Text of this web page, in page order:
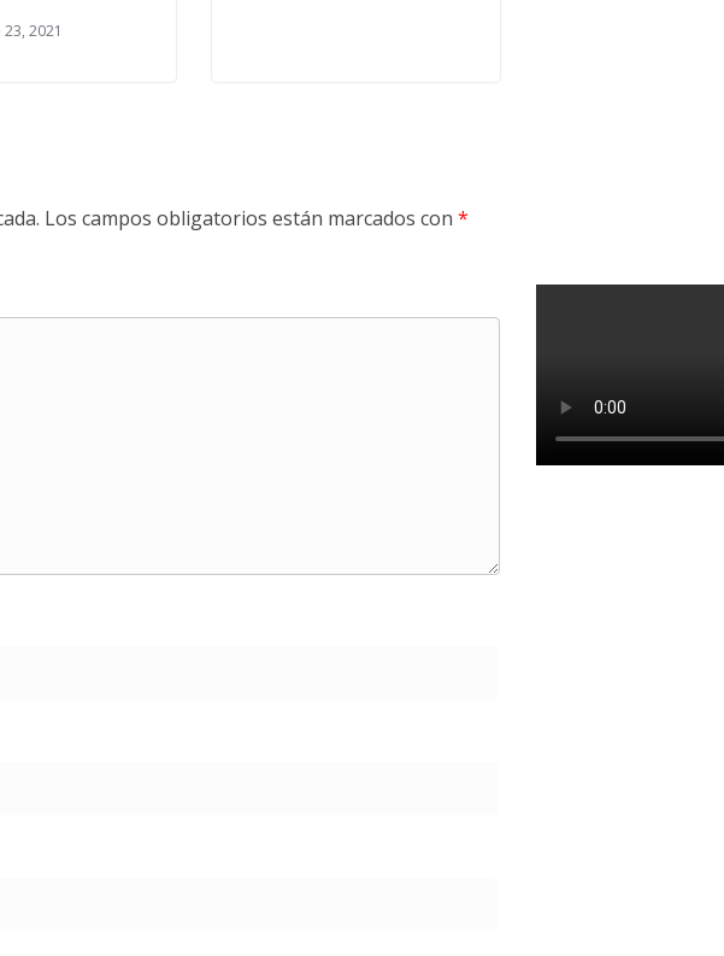
2021
Los campos obligatorios están marcados con *